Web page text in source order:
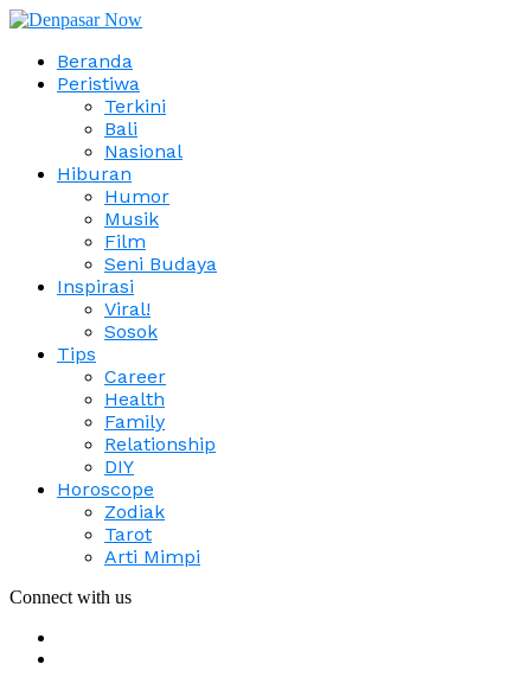
Beranda
Peristiwa
Terkini
Bali
Nasional
Hiburan
Humor
Musik
Film
Seni Budaya
Inspirasi
Viral!
Sosok
Tips
Career
Health
Family
Relationship
DIY
Horoscope
Zodiak
Tarot
Arti Mimpi
Connect with us